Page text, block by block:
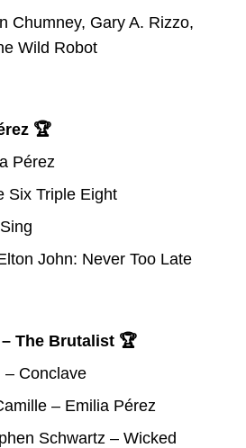
Chumney, Gary A. Rizzo,
Wild Robot
🏆
Pérez
Six Triple Eight
John: Never Too Late
The Brutalist 🏆
– Conclave
– Emilia Pérez
Schwartz – Wicked